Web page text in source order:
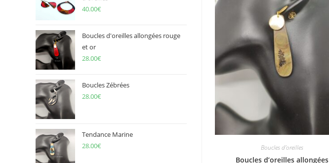
Boucles d'oreilles
Boucles d’oreilles allongées
40.00€
Boucles d'oreilles allongées rouge
et or
28.00€
Boucles Zébrées
28.00€
Tendance Marine
28.00€